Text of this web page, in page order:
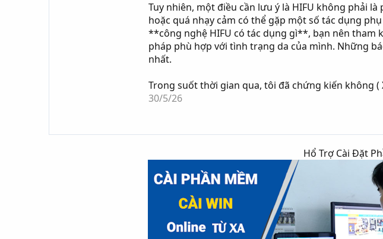
Tuy nhiên, một điều cần lưu ý là HIFU không phải
hoặc quá nhạy cảm có thể gặp một số tác dụng
**công nghệ HIFU có tác dụng gì**, bạn nên tham
pháp phù hợp với tình trạng da của mình. Những
nhất.
Trong suốt thời gian qua, tôi đã chứng kiến không (
30/5/26
Hổ Trợ Cài Đặt